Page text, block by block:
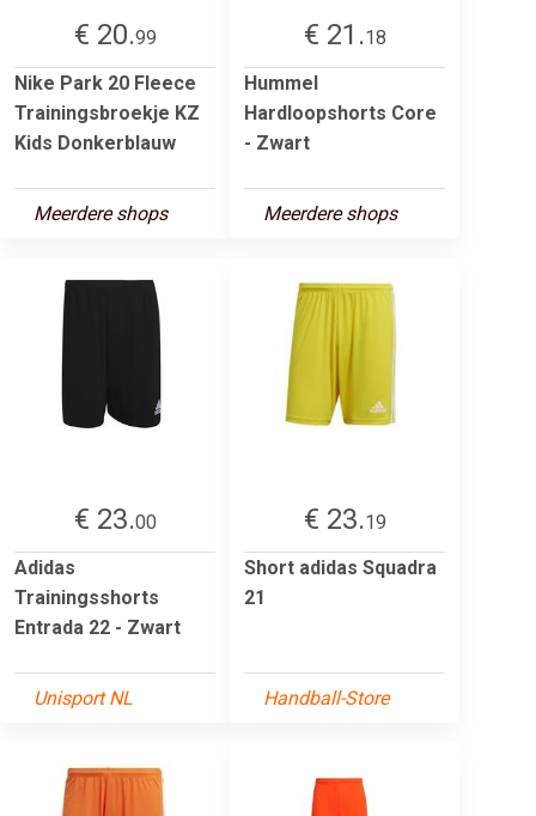
€ 20.99
Nike Park 20 Fleece
Trainingsbroekje KZ
Kids Donkerblauw
Meerdere shops
€ 21.18
Hummel
Hardloopshorts Core
- Zwart
Meerdere shops
€ 23.00
Adidas
Trainingsshorts
Entrada 22 - Zwart
Unisport NL
€ 23.19
Short adidas Squadra
21
Handball-Store